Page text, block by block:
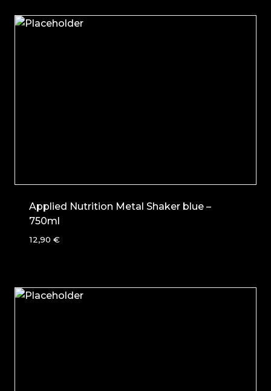
Applied Nutrition Metal Shaker blue –
750ml
12,90 €